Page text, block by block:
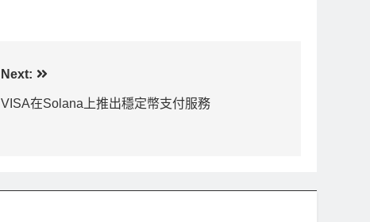
Next:
VISA在Solana上推出穩定幣支付服務